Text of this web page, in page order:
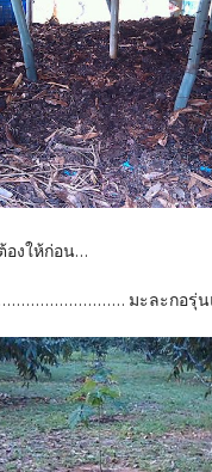
งให้ก่อน...
มะละกอรุ่